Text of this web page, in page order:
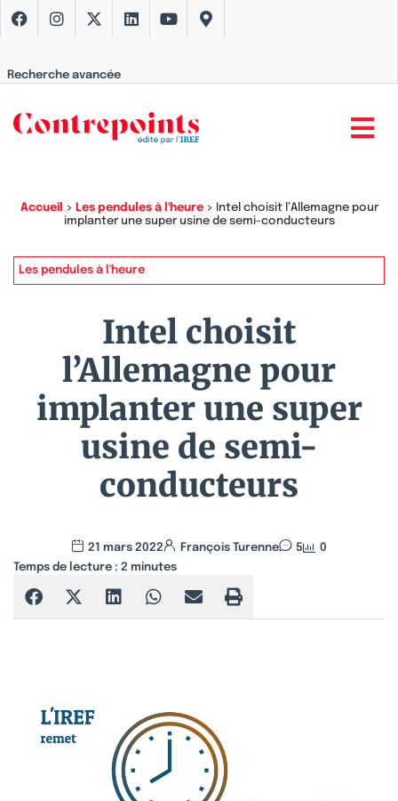
Recherche avancée
Accueil > Les pendules à l'heure>
Intel choisit l’Allemagne pour
implanter une super usine de semi-conducteurs
Les pendules à l'heure
Intel choisit
l’Allemagne pour
implanter une super
usine de semi-
conducteurs
21 mars 2022 François Turenne 5
0
Temps de lecture : 2 minutes